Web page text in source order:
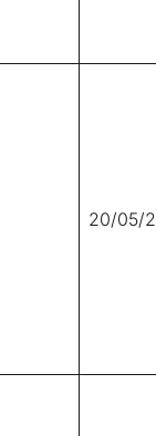
20/05/